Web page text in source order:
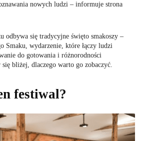
nowych ludzi – informuje strona
odbywa się tradycyjne święto smakoszy –
Smaku, wydarzenie, które łączy ludzi
do gotowania i różnorodności
bliżej, dlaczego warto go zobaczyć.
festiwal?